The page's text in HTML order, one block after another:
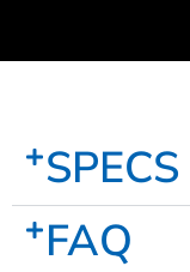
SPECS
FAQ